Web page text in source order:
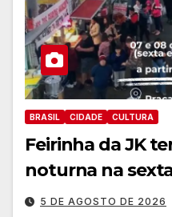
BRASIL CIDADE CULTURA
Feirinha da JK
noturna na
5 DE AGOSTO DE 2026